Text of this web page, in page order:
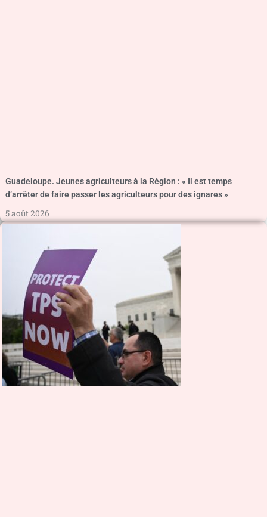
Guadeloupe. Jeunes agriculteurs à la Région : « Il est temps
d’arrêter de faire passer les agriculteurs pour des ignares »
5 août 2026